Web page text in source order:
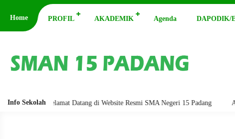
Home PROFIL AKADEMIK Agenda DAPODIK/
Info SekolahSelamat Datang di Website Resmi SMA Negeri 15 Padang